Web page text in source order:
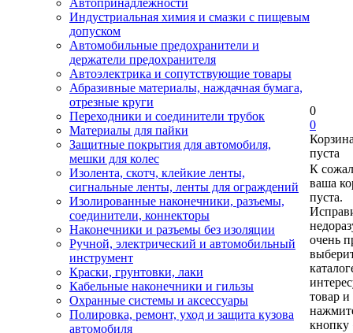
Автопринадлежности
Индустриальная химия и смазки с пищевым
допуском
Автомобильные предохранители и
держатели предохранителя
Автоэлектрика и сопутствующие товары
Абразивные материалы, наждачная бумага,
отрезные круги
Переходники и соединители трубок
Материалы для пайки
Защитные покрытия для автомобиля,
мешки для колес
Изолента, скотч, клейкие ленты,
сигнальные ленты, ленты для ограждений
Изолированные наконечники, разъемы,
соединители, коннекторы
Наконечники и разъемы без изоляции
Ручной, электрический и автомобильный
инструмент
Краски, грунтовки, лаки
Кабельные наконечники и гильзы
Охранные системы и аксессуары
Полировка, ремонт, уход и защита кузова
автомобиля
0
0
пуста
К
ваша
пуста.
очень
товар и
кнопку